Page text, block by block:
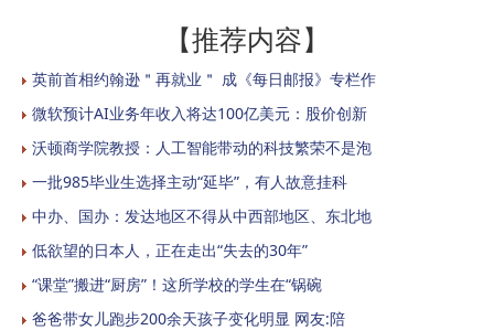
【推荐内容】
英前首相约翰逊＂再就业＂ 成《每日邮报》专栏作
微软预计AI业务年收入将达100亿美元：股价创新
沃顿商学院教授：人工智能带动的科技繁荣不是泡
一批985毕业生选择主动“延毕”，有人故意挂科
中办、国办：发达地区不得从中西部地区、东北地
低欲望的日本人，正在走出“失去的30年”
“课堂”搬进“厨房”！这所学校的学生在“锅碗
爸爸带女儿跑步200余天孩子变化明显 网友:陪